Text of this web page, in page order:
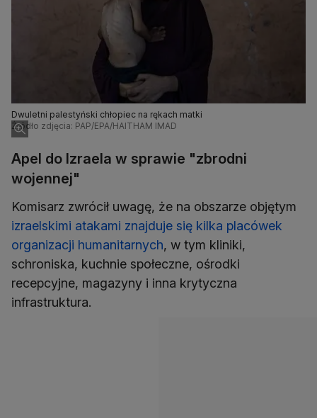
Dwuletni palestyński chłopiec na rękach matki
Źródło zdjęcia: PAP/EPA/HAITHAM IMAD
Apel do Izraela w sprawie "zbrodni
wojennej"
Komisarz zwrócił uwagę, że na obszarze objętym
izraelskimi atakami znajduje się kilka placówek
organizacji humanitarnych, w tym kliniki,
schroniska, kuchnie społeczne, ośrodki
recepcyjne, magazyny i inna krytyczna
infrastruktura.